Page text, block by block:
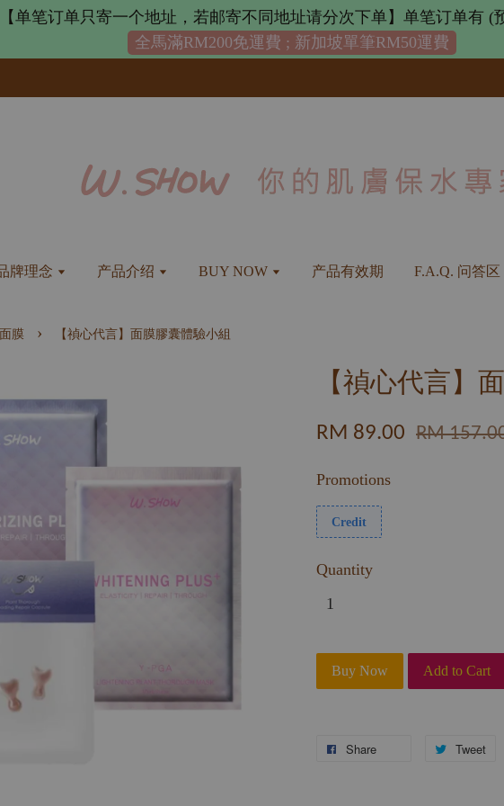
单笔订单只寄一个地址，若邮寄不同地址请分次下单】单笔订单有
全馬滿RM200免運費 ; 新加坡單筆RM50運費
牌理念 产品介绍 BUY NOW 产品有效期 F.A.Q. 问答区
膜 › 【禎心代言】面膜膠囊體驗小組
【禎心代言】
RM 89.00 RM
Promotions
Credit
Quantity
Buy Now Add to Cart
Share Tweet